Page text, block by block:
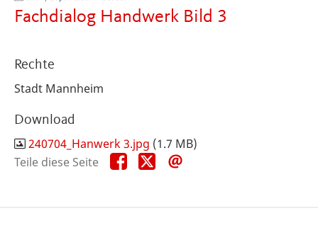
Fachdialog Handwerk Bild 3
Rechte
Stadt Mannheim
Download
240704_Hanwerk 3.jpg (1.7 MB)
Teile diese Seite
Teile
diese
Teile
diese